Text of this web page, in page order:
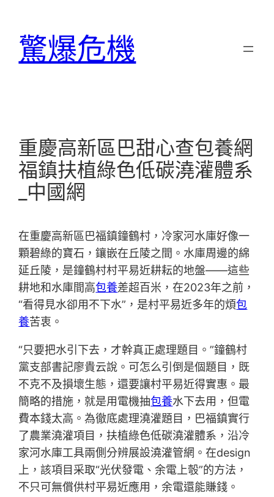
驚爆危機
重慶高新區巴甜心查包養網
福鎮扶植綠色低碳澆灌體系
_中國網
在重慶高新區巴福鎮鐘鶴村，冷家河水庫好像一
顆碧綠的寶石，鑲嵌在丘陵之間。水庫周邊的綿
延丘陵，是鐘鶴村村平易近耕耘的地盤——這些
耕地和水庫間高包養差超百米，在2023年之前，
“看得見水卻用不下水”，是村平易近多年的煩包
養苦衷。
“只要把水引下去，才幹真正處理題目。”鐘鶴村
黨支部書記廖貴云說。可怎么引倒是個題目，既
不克不及損壞生態，還要讓村平易近得實惠。最
簡略的措施，就是用電機抽包養水下去用，但電
費本錢太高。為徹底處理澆灌題目，巴福鎮實行
了農業澆灌項目，扶植綠色低碳澆灌體系，沿冷
家河水庫工具兩側分辨展設澆灌管網。在design
上，該項目采取“光伏發電、余電上彀”的方法，
不只可無償供村平易近應用，余電還能賺錢。